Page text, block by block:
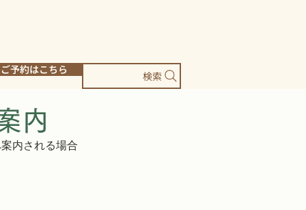
ご予約はこちら 検索
内
内される場合